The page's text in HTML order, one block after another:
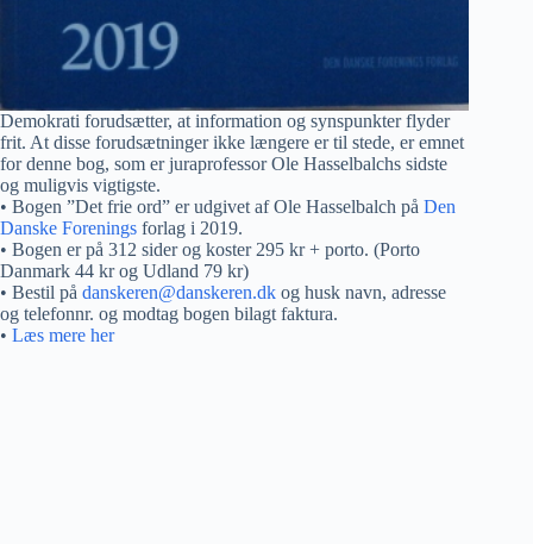
Demokrati forudsætter, at information og synspunkter flyder
frit. At disse forudsætninger ikke længere er til stede, er emnet
for denne bog, som er juraprofessor Ole Hasselbalchs sidste
og muligvis vigtigste.
• Bogen ”Det frie ord” er udgivet af Ole Hasselbalch på Den
Danske Forenings forlag i 2019.
• Bogen er på 312 sider og koster 295 kr + porto. (Porto
Danmark 44 kr og Udland 79 kr)
• Bestil på danskeren@danskeren.dk og husk navn, adresse
og telefonnr. og modtag bogen bilagt faktura.
• Læs mere her